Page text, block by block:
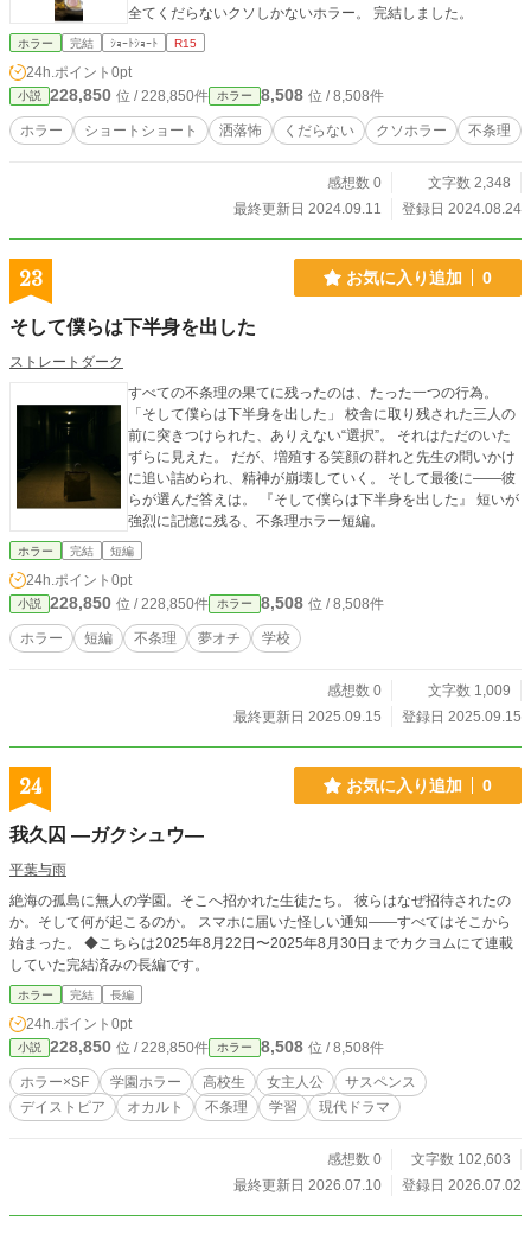
全てくだらないクソしかないホラー。 完結しました。
ホラー 完結 ｼｮｰﾄｼｮｰﾄ R15
24h.ポイント 0pt
小説 228,850 位 / 228,850件 ホラー 8,508 位 / 8,508件
ホラー ショートショート 洒落怖 くだらない クソホラー 不条理
感想数 0
文字数 2,348
最終更新日 2024.09.11
登録日 2024.08.24
23 お気に入り追加 0
そして僕らは下半身を出した
ストレートダーク
すべての不条理の果てに残ったのは、たった一つの行為。
「そして僕らは下半身を出した」 校舎に取り残された三人の
前に突きつけられた、ありえない“選択”。 それはただのいた
ずらに見えた。 だが、増殖する笑顔の群れと先生の問いかけ
に追い詰められ、精神が崩壊していく。 そして最後に――彼
らが選んだ答えは。 『そして僕らは下半身を出した』 短いが
強烈に記憶に残る、不条理ホラー短編。
ホラー 完結 短編
24h.ポイント 0pt
小説 228,850 位 / 228,850件 ホラー 8,508 位 / 8,508件
ホラー 短編 不条理 夢オチ 学校
感想数 0
文字数 1,009
最終更新日 2025.09.15
登録日 2025.09.15
24 お気に入り追加 0
我久囚 —ガクシュウ—
平葉与雨
絶海の孤島に無人の学園。そこへ招かれた生徒たち。 彼らはなぜ招待されたの
か。そして何が起こるのか。 スマホに届いた怪しい通知——すべてはそこから
始まった。 ◆こちらは2025年8月22日〜2025年8月30日までカクヨムにて連載
していた完結済みの長編です。
ホラー 完結 長編
24h.ポイント 0pt
小説 228,850 位 / 228,850件 ホラー 8,508 位 / 8,508件
ホラー×SF 学園ホラー 高校生 女主人公
サスペンス
デイストピア
オカルト 不条理 学習 現代ドラマ
感想数 0
文字数 102,603
最終更新日 2026.07.10
登録日 2026.07.02